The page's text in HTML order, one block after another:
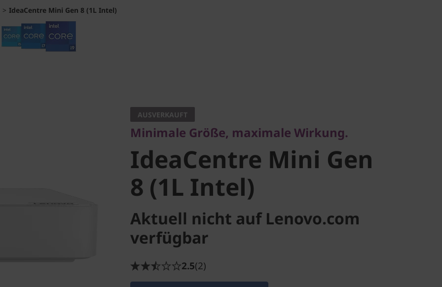
> IdeaCentre Mini Gen 8 (1L Intel)
IdeaCentre Mini
Gen 8 (1L Intel)
AUSVERKAUFT
Minimale Größe, maximale Wirkung.
IdeaCentre Mini Gen
8 (1L Intel)
Aktuell nicht auf Lenovo.com
verfügbar
2.5(2)